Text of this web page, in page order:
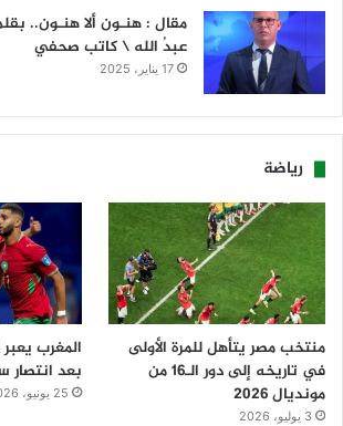
مقال : هنـون ألا هنـون..
عبدُ الله \ كاتب صحفي
17 يناير، 2025
رياضة
منتخب مصر يتأهل للمرة الأولى
في تاريخه إلى دور الـ16 من
مونديال 2026
3 يوليو، 2026
المغرب
بعد
25 يونيو، 2026